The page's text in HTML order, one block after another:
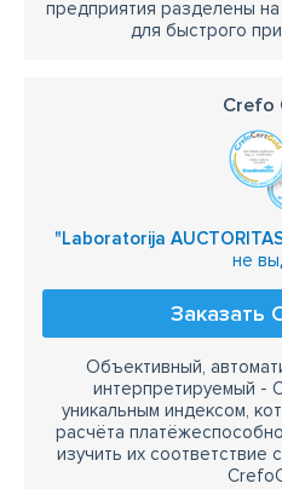
предприятия разделены
для быстрого
Crefo
"Laboratorija
не
Заказать
Объективный,
интерпретируемый -
уникальным индексом,
расчёта
изучить их соответствие